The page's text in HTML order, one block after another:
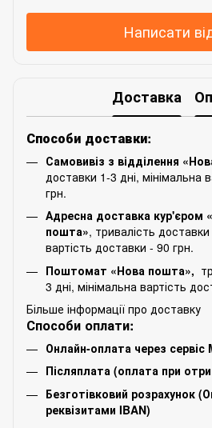
Написати
Доставка
Способи доставки:
Самовивіз з відділення
доставки 1-3 дні, мінімальна
грн.
Адресна доставка кур'єром
пошта», тривалість
вартість доставки - 90 грн.
Поштомат «Нова пошта»,
3 дні, мінімальна вартість
Більше інформації про доставку
Способи оплати:
Онлайн-оплата через сервіс
Післяплата (оплата при
Безготівковий розрахунок
реквізитами IBAN)